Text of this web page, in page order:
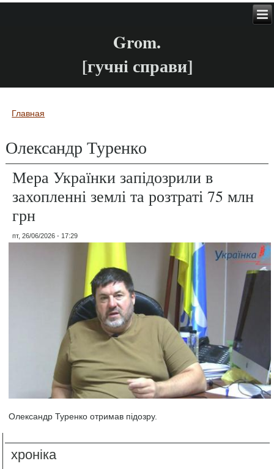
Grom.
[гучні справи]
Вы здесь
Главная
Олександр Туренко
Мера Українки запідозрили в
захопленні землі та розтраті 75 млн
грн
пт, 26/06/2026 - 17:29
Олександр Туренко отримав підозру.
хроніка